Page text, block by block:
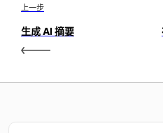
上一步
生成 AI 摘要